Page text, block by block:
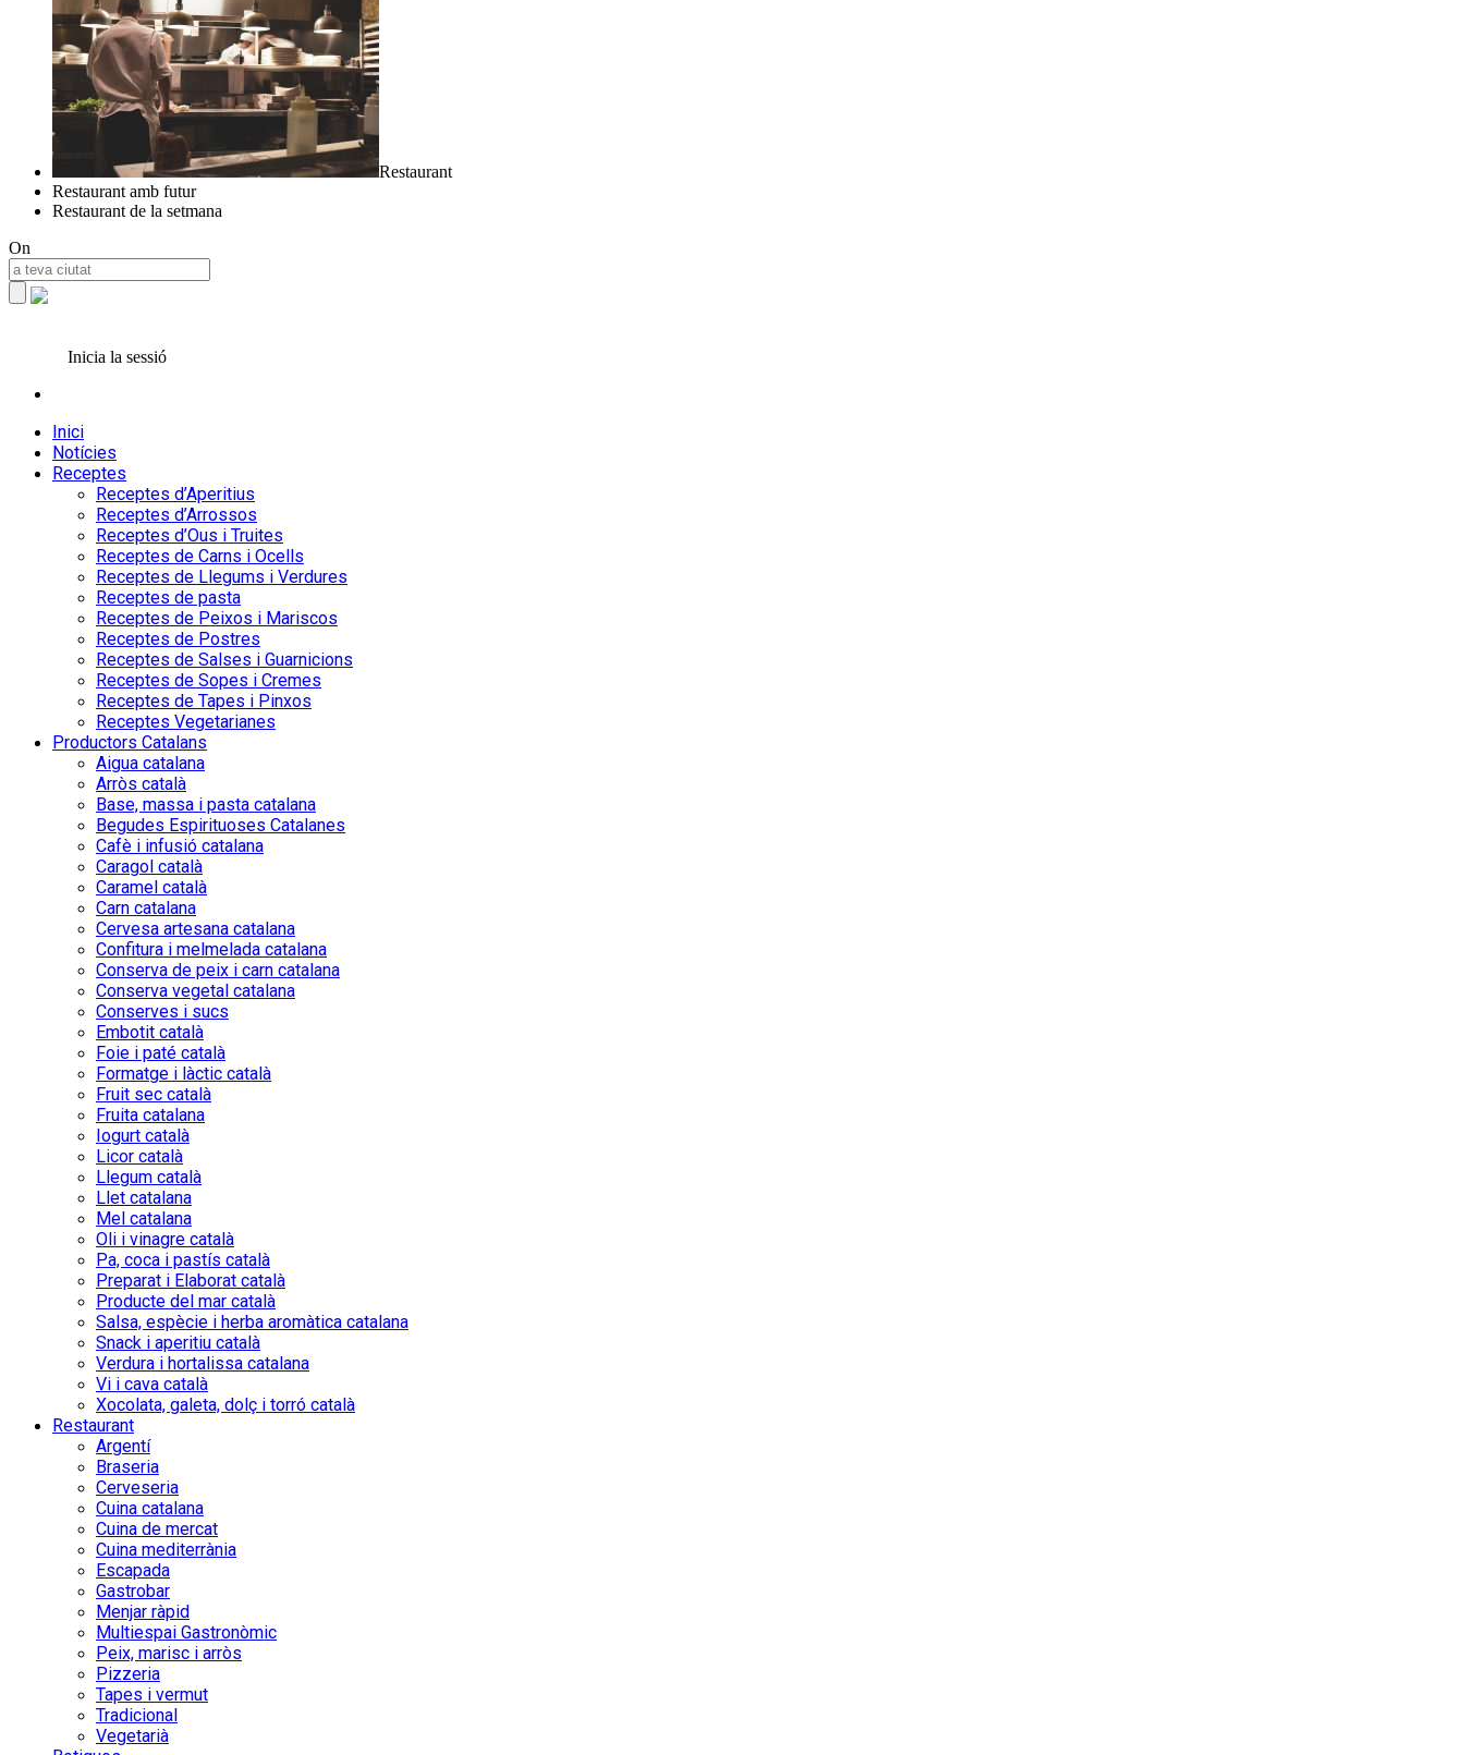
Restaurant
Restaurant amb futur
Restaurant de la setmana
On
Inicia la sessió
Inici
Notícies
Receptes
Receptes d’Aperitius
Receptes d’Arrossos
Receptes d’Ous i Truites
Receptes de Carns i Ocells
Receptes de Llegums i Verdures
Receptes de pasta
Receptes de Peixos i Mariscos
Receptes de Postres
Receptes de Salses i Guarnicions
Receptes de Sopes i Cremes
Receptes de Tapes i Pinxos
Receptes Vegetarianes
Productors Catalans
Aigua catalana
Arròs català
Base, massa i pasta catalana
Begudes Espirituoses Catalanes
Cafè i infusió catalana
Caragol català
Caramel català
Carn catalana
Cervesa artesana catalana
Confitura i melmelada catalana
Conserva de peix i carn catalana
Conserva vegetal catalana
Conserves i sucs
Embotit català
Foie i paté català
Formatge i làctic català
Fruit sec català
Fruita catalana
Iogurt català
Licor català
Llegum català
Llet catalana
Mel catalana
Oli i vinagre català
Pa, coca i pastís català
Preparat i Elaborat català
Producte del mar català
Salsa, espècie i herba aromàtica catalana
Snack i aperitiu català
Verdura i hortalissa catalana
Vi i cava català
Xocolata, galeta, dolç i torró català
Restaurant
Argentí
Braseria
Cerveseria
Cuina catalana
Cuina de mercat
Cuina mediterrània
Escapada
Gastrobar
Menjar ràpid
Multiespai Gastronòmic
Peix, marisc i arròs
Pizzeria
Tapes i vermut
Tradicional
Vegetarià